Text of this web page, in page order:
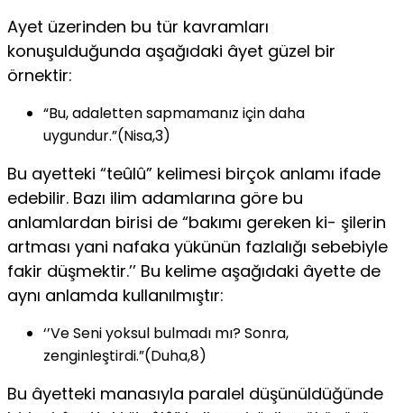
Ayet üzerinden bu tür kavramları
konuşulduğunda aşağıdaki âyet güzel bir
örnektir:
“Bu, adaletten sapmamanız için daha
uygundur.”(Nisa,3)
Bu ayetteki “teûlû” kelimesi birçok anlamı ifade
edebilir. Bazı ilim adamlarına göre bu
anlamlardan birisi de “bakımı gereken ki- şilerin
artması yani nafaka yükünün fazlalığı sebebiyle
fakir düş­mektir.’’ Bu kelime aşağıdaki âyette de
aynı anlamda kullanılmıştır:
‘’Ve Seni yoksul bulmadı mı? Sonra,
zenginleştirdi.”(Duha,8)
Bu âyetteki manasıyla paralel düşünüldüğünde